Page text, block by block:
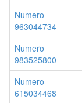
Numero
963044734
Numero
983525800
Numero
615034468